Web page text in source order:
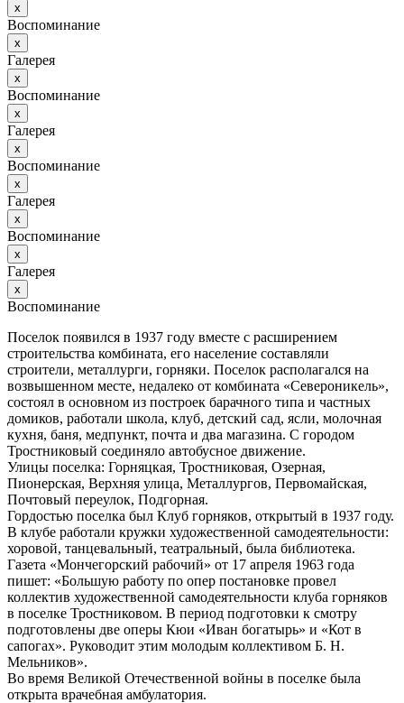
х
Воспоминание
х
Галерея
х
Воспоминание
х
Галерея
х
Воспоминание
х
Галерея
х
Воспоминание
х
Галерея
х
Воспоминание
Поселок появился в 1937 году вместе с расширением
строительства комбината, его население составляли
строители, металлурги, горняки. Поселок располагался на
возвышенном месте, недалеко от комбината «Североникель»,
состоял в основном из построек барачного типа и частных
домиков, работали школа, клуб, детский сад, ясли, молочная
кухня, баня, медпункт, почта и два магазина. С городом
Тростниковый соединяло автобусное движение.
Улицы поселка: Горняцкая, Тростниковая, Озерная,
Пионерская, Верхняя улица, Металлургов, Первомайская,
Почтовый переулок, Подгорная.
Гордостью поселка был Клуб горняков, открытый в 1937 году.
В клубе работали кружки художественной самодеятельности:
хоровой, танцевальный, театральный, была библиотека.
Газета «Мончегорский рабочий» от 17 апреля 1963 года
пишет: «Большую работу по опер постановке провел
коллектив художественной самодеятельности клуба горняков
в поселке Тростниковом. В период подготовки к смотру
подготовлены две оперы Кюи «Иван богатырь» и «Кот в
сапогах». Руководит этим молодым коллективом Б. Н.
Мельников».
Во время Великой Отечественной войны в поселке была
открыта врачебная амбулатория.